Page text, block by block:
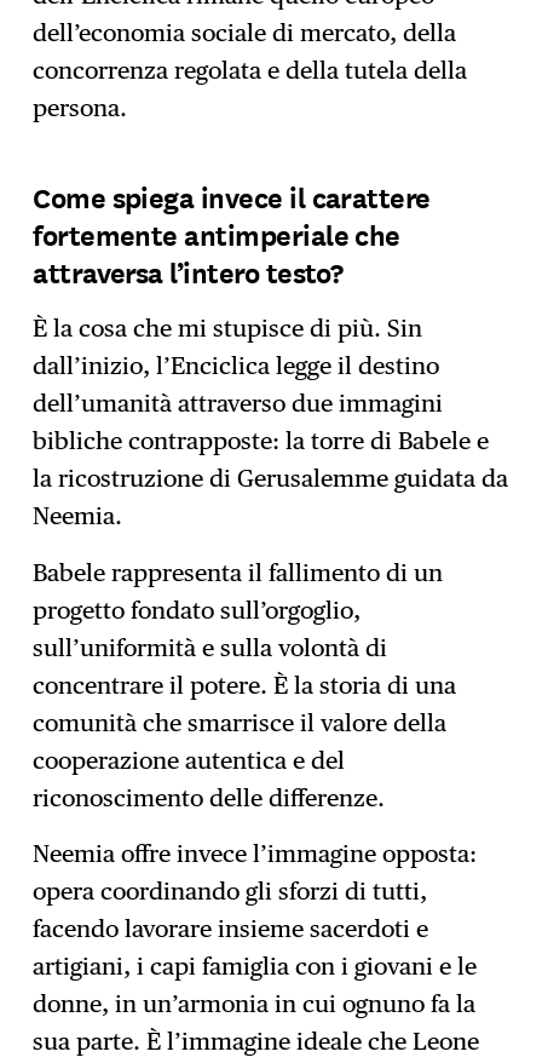
dell’economia sociale di mercato, della
concorrenza regolata e della tutela della
persona.
Come spiega invece il carattere
fortemente antimperiale che
attraversa l’intero testo?
È la cosa che mi stupisce di più. Sin
dall’inizio, l’Enciclica legge il destino
dell’umanità attraverso due immagini
bibliche contrapposte: la torre di Babele e
la ricostruzione di Gerusalemme guidata da
Neemia.
Babele rappresenta il fallimento di un
progetto fondato sull’orgoglio,
sull’uniformità e sulla volontà di
concentrare il potere. È la storia di una
comunità che smarrisce il valore della
cooperazione autentica e del
riconoscimento delle differenze.
Neemia offre invece l’immagine opposta:
opera coordinando gli sforzi di tutti,
facendo lavorare insieme sacerdoti e
artigiani, i capi famiglia con i giovani e le
donne, in un’armonia in cui ognuno fa la
sua parte. È l’immagine ideale che Leone